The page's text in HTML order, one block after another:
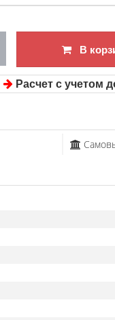
В
Расчет с учетом